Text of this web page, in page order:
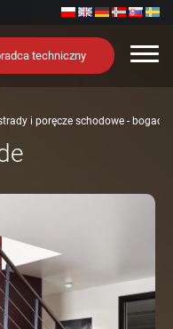
techniczny
i poręcze schodowe -